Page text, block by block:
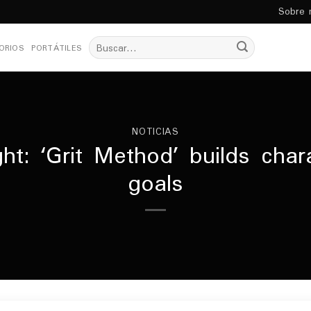
Sobre
PORTÁTILES Buscar
por:
NOTICIAS
‘Grit Method’ builds
goals